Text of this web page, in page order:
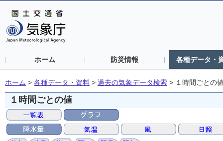
ホーム 防災情報 各種データ・
ホーム > 各種データ・資料 > 過去の気象データ検索 > １時間ごとの
１時間ごとの値